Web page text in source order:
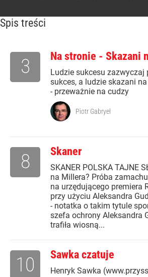
Spis treści
Na stronie - Skazani
Ludzie sukcesu zazwyczaj
sukces, a ludzie skazani
- przeważnie na cudzy
3
Piotr Gabryel
Skaner
SKANER POLSKA TAJNE
na Millera? Próba
na urzędującego premiera
przy użyciu Aleksandra
- notatka o takim tytule
szefa ochrony Aleksandra
trafiła wiosną...
8
Sawka czatuje
Henryk Sawka
10